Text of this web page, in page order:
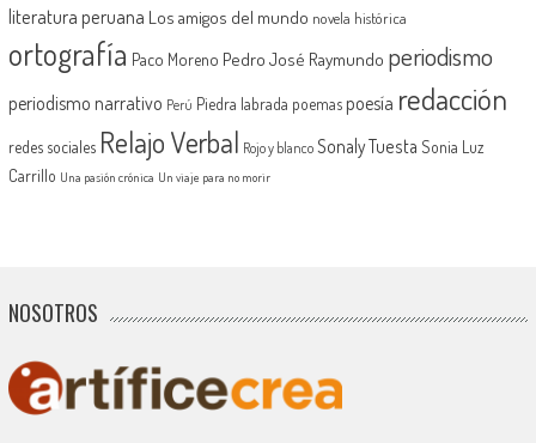
literatura peruana Los amigos del mundo novela histórica
ortografía Paco Moreno Pedro José Raymundo periodismo
periodismo narrativo Perú Piedra labrada poemas poesía redacción
redes sociales Relajo Verbal Rojo y blanco Sonaly Tuesta Sonia Luz
Carrillo Una pasión crónica Un viaje para no morir
NOSOTROS